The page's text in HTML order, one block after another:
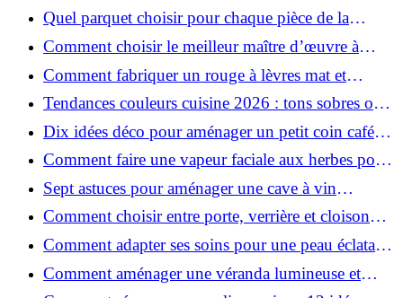
Quel parquet choisir pour chaque pièce de la
maison ?
Comment choisir le meilleur maître d’œuvre à
Grenoble en 2026 ?
Comment fabriquer un rouge à lèvres mat et
hydratant fait maison ?
Tendances couleurs cuisine 2026 : tons sobres ou
colorés, que choisir ?
Dix idées déco pour aménager un petit coin café
chez soi
Comment faire une vapeur faciale aux herbes pour
une peau plus saine et rajeunie ?
Sept astuces pour aménager une cave à vin
naturelle chez soi
Comment choisir entre porte, verrière et cloison
coulissante pour séparer vos pièces ?
Comment adapter ses soins pour une peau éclatante
en hiver ?
Comment aménager une véranda lumineuse et
conviviale : 12 idées déco